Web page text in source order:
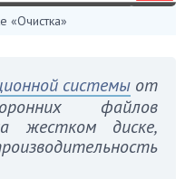
«Очистка»
системыот
файлов
жестком диске,